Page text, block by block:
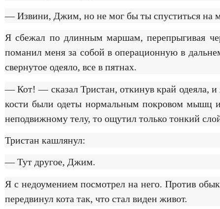
— Извини, Джим, но не мог бы ты спуститься на
Я сбежал по длинным маршам, перепрыгивая
поманил меня за собой в операционную в
свернутое одеяло, все в пятнах.
— Кот! — сказал Тристан, откинув край одеяла,
кости были одеты нормальным покровом мышц
неподвижному телу, то ощутил только тонкий
Тристан кашлянул:
— Тут другое, Джим.
Я с недоумением посмотрел на него. Против
передвинул кота так, что стал виден живот.